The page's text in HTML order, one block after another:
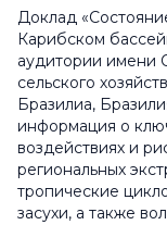
Доклад
Карибском
аудитории имени
сельского
Бразилиа,
информация о
воздействиях и
региональных
тропические
засухи, а также